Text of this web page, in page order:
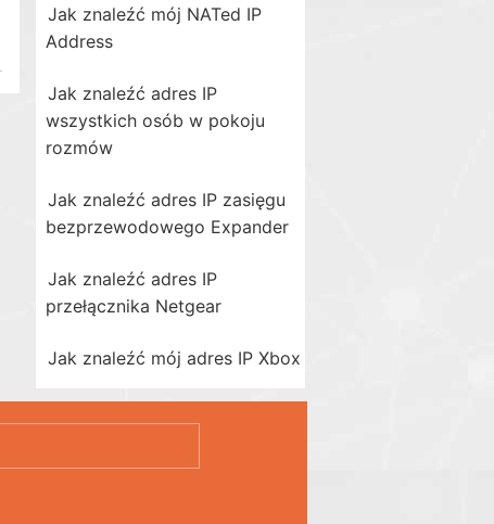
Jak znaleźć mój NATed IP
Address
Jak znaleźć adres IP
wszystkich osób w pokoju
rozmów
Jak znaleźć adres IP zasięgu
bezprzewodowego Expander
Jak znaleźć adres IP
przełącznika Netgear
Jak znaleźć mój adres IP Xbox